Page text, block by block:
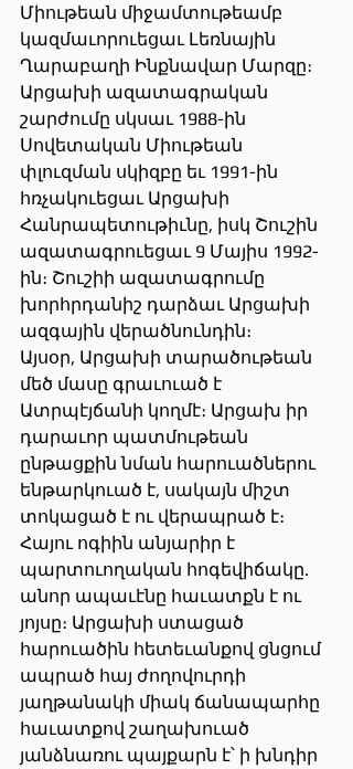
Միութեան միջամտութեամբ
կազմաւորուեցաւ Լեռնային
Ղարաբաղի Ինքնավար Մարզը։
Արցախի ազատագրական
շարժումը սկսաւ 1988-ին
Սովետական Միութեան
փլուզման սկիզբը եւ 1991-ին
հռչակուեցաւ Արցախի
Հանրապետութիւնը, իսկ Շուշին
ազատագրուեցաւ 9 Մայիս 1992-
ին։ Շուշիի ազատագրումը
խորհրդանիշ դարձաւ Արցախի
ազգային վերածնունդին։
Այսօր, Արցախի տարածութեան
մեծ մասը գրաւուած է
Ատրպէյճանի կողմէ։ Արցախ իր
դարաւոր պատմութեան
ընթացքին նման հարուածներու
ենթարկուած է, սակայն միշտ
տոկացած է ու վերապրած է։
Հայու ոգիին անյարիր է
պարտուողական հոգեվիճակը.
անոր ապաւէնը հաւատքն է ու
յոյսը։ Արցախի ստացած
հարուածին հետեւանքով ցնցում
ապրած հայ ժողովուրդի
յաղթանակի միակ ճանապարհը
հաւատքով շաղախուած
յանձնառու պայքարն է՝ ի խնդիր